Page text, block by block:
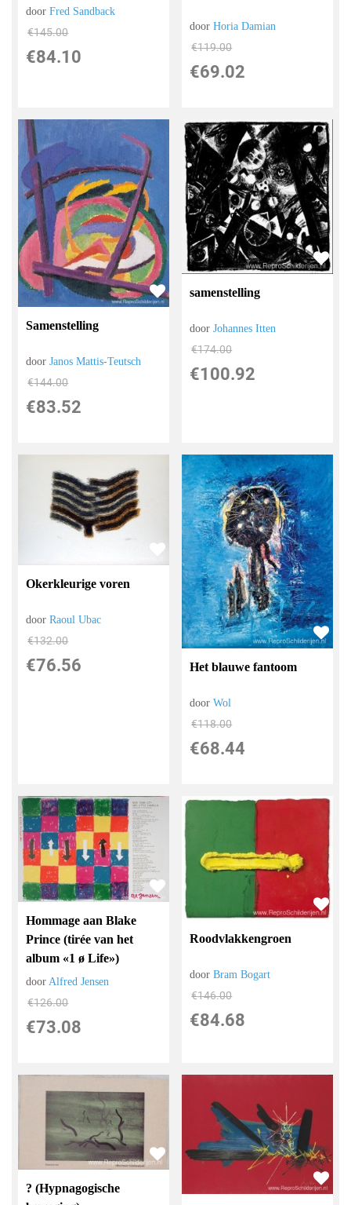
doorFred Sandback
€145.00
€84.10
doorHoria Damian
€119.00
€69.02
Samenstelling
doorJanos Mattis-Teutsch
€144.00
€83.52
samenstelling
doorJohannes Itten
€174.00
€100.92
Okerkleurige voren
doorRaoul Ubac
€132.00
€76.56 Het blauwe fantoom
doorWol
€118.00
€68.44
Hommage aan Blake
Prince (tirée van het
album «1 ø Life»)
door Alfred Jensen
€126.00
€73.08
Roodvlakkengroen
doorBram Bogart
€146.00
€84.68
? (Hypnagogische